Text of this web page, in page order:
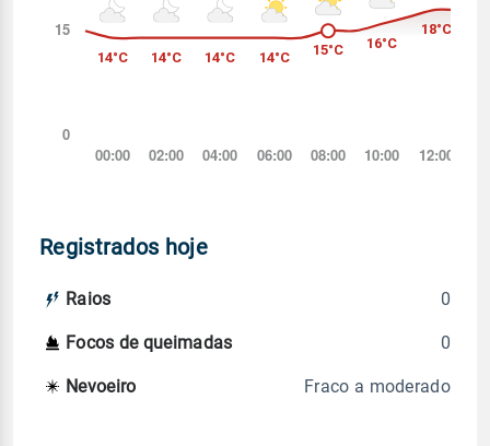
Registrados hoje
Raios 0
Focos de queimadas 0
Nevoeiro Fraco a moderado